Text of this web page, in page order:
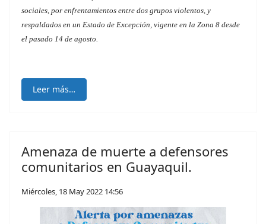
sociales, por enfrentamientos entre dos grupos violentos, y
respaldados en un Estado de Excepción, vigente en la Zona 8 desde
el pasado 14 de agosto.
Leer más…
Amenaza de muerte a defensores
comunitarios en Guayaquil.
Miércoles, 18 May 2022 14:56